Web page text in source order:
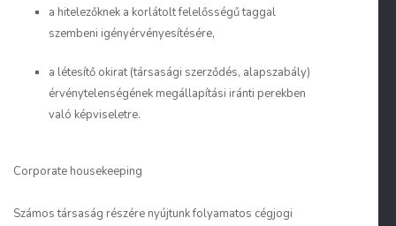
a hitelezőknek a korlátolt felelősségű taggal
szembeni igényérvényesítésére,
a létesítő okirat (társasági szerződés, alapszabály)
érvénytelenségének megállapítási iránti perekben
való képviseletre.
Corporate housekeeping
Számos társaság részére nyújtunk folyamatos cégjogi